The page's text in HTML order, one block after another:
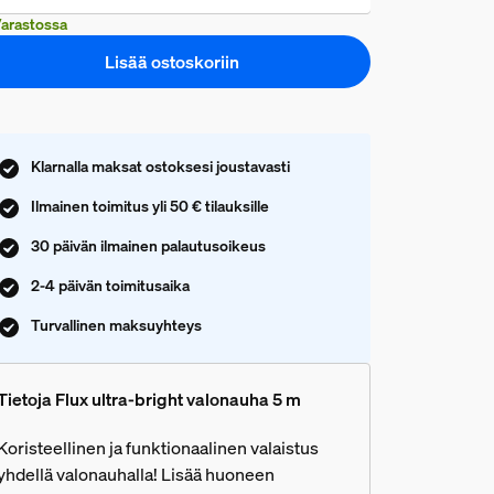
Lisää ostoskoriin
Klarnalla maksat ostoksesi joustavasti
Ilmainen toimitus yli 50 € tilauksille
30 päivän ilmainen palautusoikeus
2-4 päivän toimitusaika
Turvallinen maksuyhteys
Flux ultra-bright valonauha 5 m
ja funktionaalinen valaistus
valonauhalla! Lisää huoneen